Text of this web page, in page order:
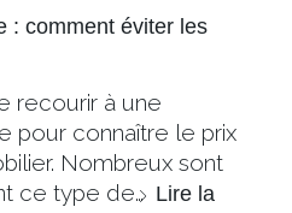
: comment éviter les
recourir à une
pour connaître le prix
Nombreux sont
ce type de… Lire la